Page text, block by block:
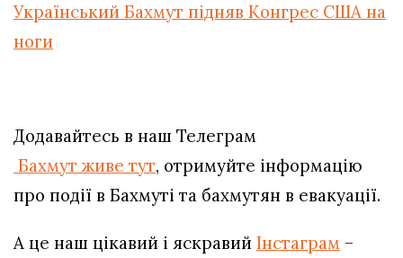
Український Бахмут підняв Конгрес США на
ноги
Додавайтесь в наш Телеграм
Бахмут живе тут, отримуйте інформацію
про події в Бахмуті та бахмутян в евакуації.
А це наш цікавий і яскравий Інстаграм –